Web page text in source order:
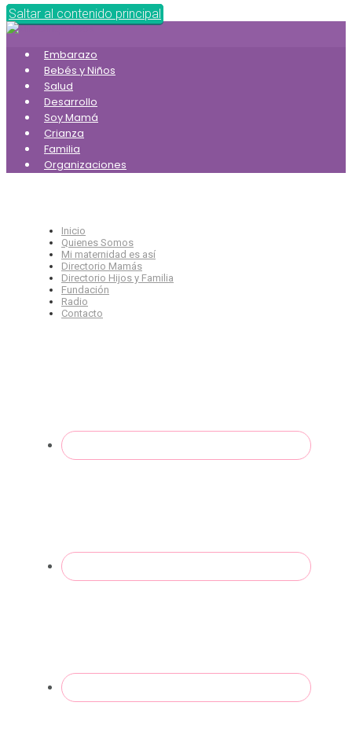
Saltar al contenido principal
Embarazo
Bebés y Niños
Salud
Desarrollo
Soy Mamá
Crianza
Familia
Organizaciones
Inicio
Quienes Somos
Mi maternidad es así
Directorio Mamás
Directorio Hijos y Familia
Fundación
Radio
Contacto